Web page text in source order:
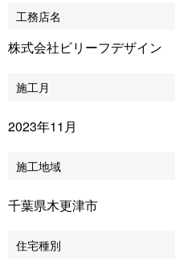
工務店名
株式会社ビリーフデザイン
施工月
2023年11月
施工地域
千葉県木更津市
住宅種別